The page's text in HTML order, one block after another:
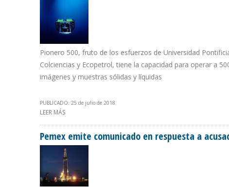
Pionero 500, fruto de los esfuerzos de Universidad
Colciencias y Ecopetrol, tiene la capacidad para operar a
imágenes y muestras sólidas y líquidas
PUBLICADO: 25 de julio de 2018
LEER MÁS
Pemex emite comunicado en respuesta a